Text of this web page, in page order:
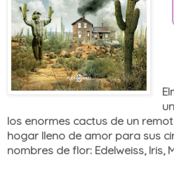
los enormes cactus de un
hogar lleno de amor para sus
nombres de flor: Edelweiss, Iris,